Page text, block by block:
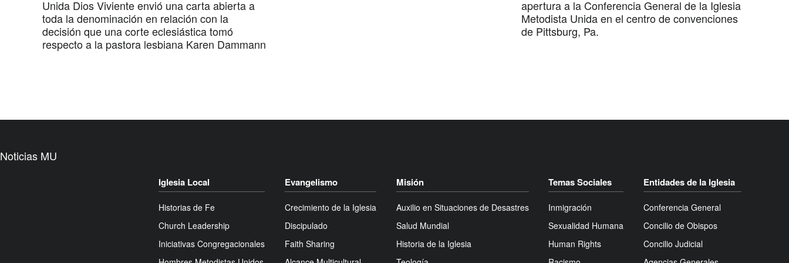
Unida Dios Viviente envió una carta abierta a
toda la denominación en relación con la
decisión que una corte eclesiástica tomó
respecto a la pastora lesbiana Karen Dammann
apertura a la Conferencia General de la Iglesia
Metodista Unida en el centro de convenciones
de Pittsburg, Pa.
Noticias MU
Iglesia Local
Historias de Fe
Church Leadership
Iniciativas Congregacionales
Evangelismo
Crecimiento de la Iglesia
Discipulado
Faith Sharing
Misión
Auxilio en Situaciones de Desastres
Salud Mundial
Historia de la Iglesia
Temas Sociales
Inmigración
Sexualidad Humana
Human Rights
Entidades de la Iglesia
Conferencia General
Concilio de Obispos
Concilio Judicial